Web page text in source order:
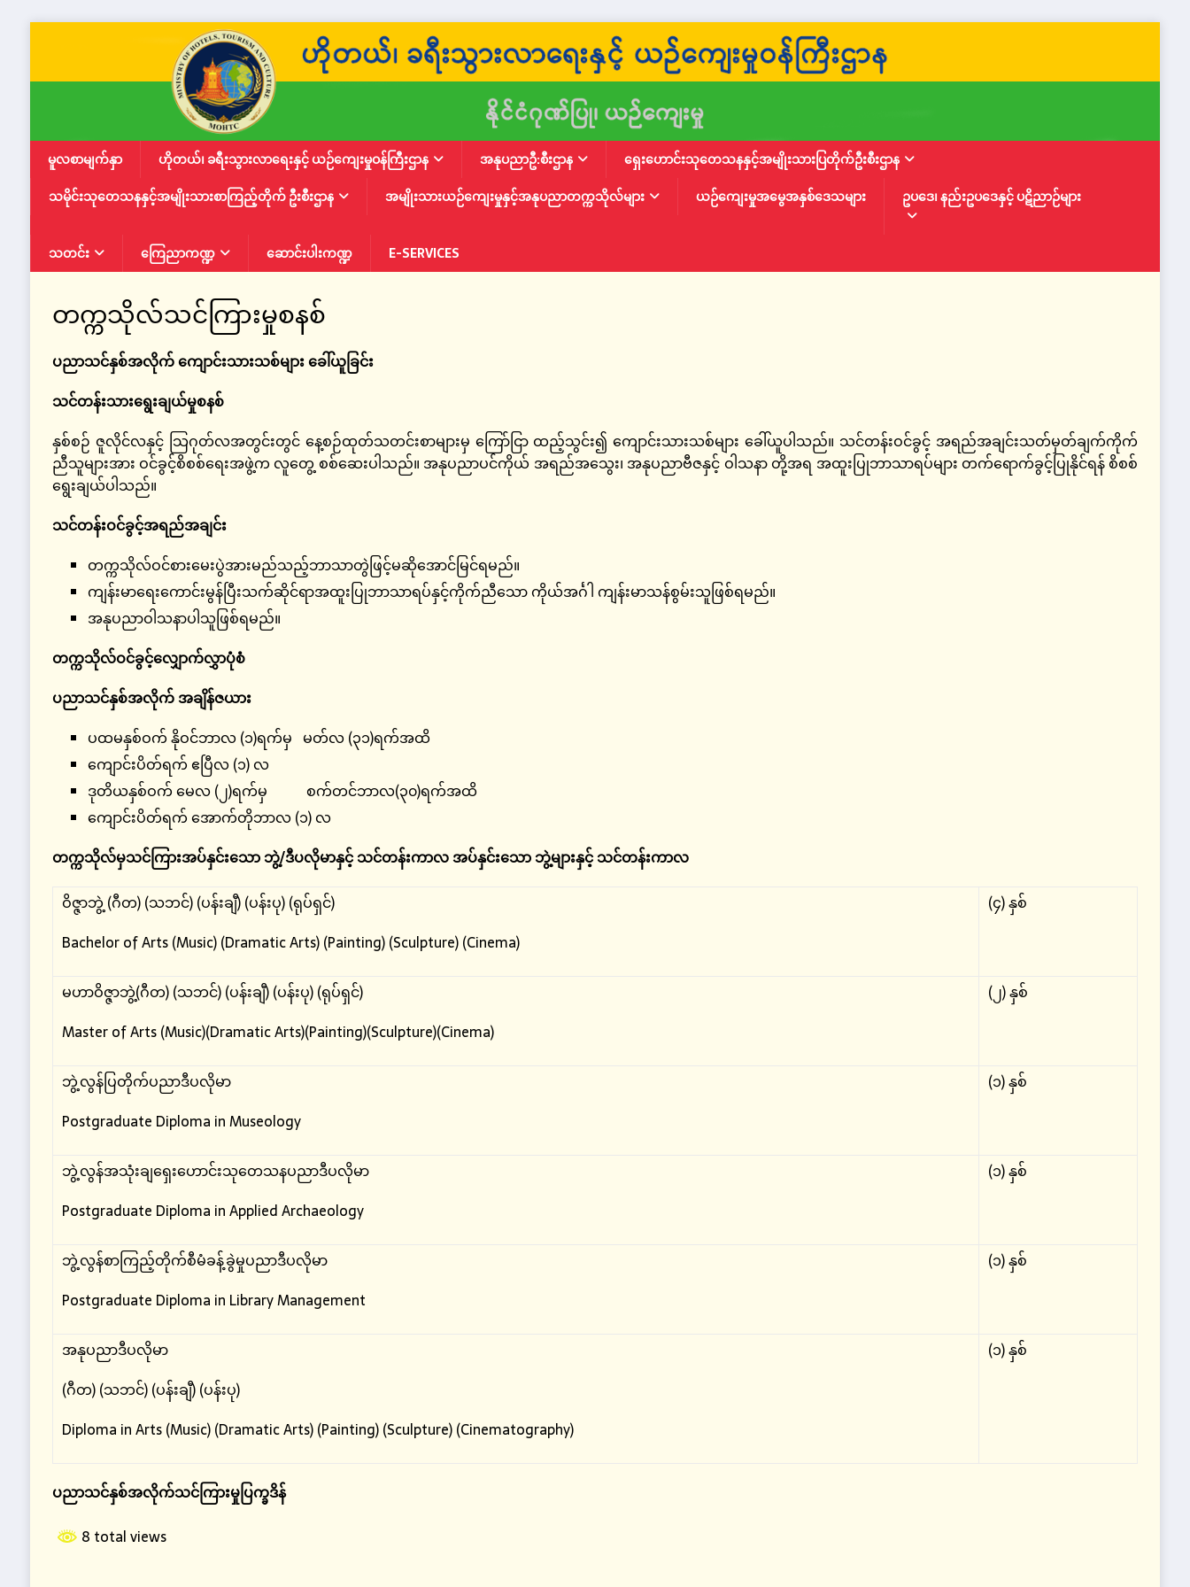
မူလစာမျက်နှာ ဟိုတယ်၊ ခရီးသွားလာရေးနှင့် ယဉ်ကျေးမှုဝန်ကြီးဌာန အနုပညာဦ:စီးဌာန
ရှေးဟောင်းသုတေသနနှင့်အမျိုးသားပြတိုက်ဦးစီးဌာန
သမိုင်းသုတေသနနှင့်အမျိုးသားစာကြည့်တိုက် ဦးစီးဌာန
အမျိုးသားယဉ်ကျေးမှုနှင့်အနုပညာတက္ကသိုလ်များ ယဉ်ကျေးမှုအမွေအနှစ်ဒေသများ ဥပဒေ၊ နည်းဥပဒေနှင့် ပဋိညာဉ်များ
သတင်း ကြေညာကဏ္ဍ ဆောင်းပါးကဏ္ဍ E-SERVICES
တက္ကသိုလ်သင်ကြားမှုစနစ်
ပညာသင်နှစ်အလိုက် ကျောင်းသားသစ်များ ခေါ်ယူခြင်း
သင်တန်းသားရွေးချယ်မှုစနစ်
နှစ်စဉ် ဇူလိုင်လနှင့် သြဂုတ်လအတွင်းတွင် နေ့စဉ်ထုတ်သတင်းစာများမှ ကြော်ငြာ ထည့်သွင်း၍ ကျောင်းသားသစ်များ ခေါ်ယူပါသည်။ သင်တန်းဝင်ခွင့် အရည်အချင်းသတ်မှတ်ချက်ကိုက်
ညီသူများအား ဝင်ခွင့်စိစစ်ရေးအဖွဲ့က လူတွေ့ စစ်ဆေးပါသည်။ အနုပညာပင်ကိုယ် အရည်အသွေး၊ အနုပညာဗီဇနှင့် ဝါသနာ တို့အရ အထူးပြုဘာသာရပ်များ တက်ရောက်ခွင့်ပြုနိုင်ရန် စိစစ်
ရွေးချယ်ပါသည်။
သင်တန်းဝင်ခွင့်အရည်အချင်း
တက္ကသိုလ်ဝင်စားမေးပွဲအားမည်သည့်ဘာသာတွဲဖြင့်မဆိုအောင်မြင်ရမည်။
ကျန်းမာရေးကောင်းမွန်ပြီးသက်ဆိုင်ရာအထူးပြုဘာသာရပ်နှင့်ကိုက်ညီသော ကိုယ်အင်္ဂါ ကျန်းမာသန်စွမ်းသူဖြစ်ရမည်။
အနုပညာဝါသနာပါသူဖြစ်ရမည်။
တက္ကသိုလ်ဝင်ခွင့်လျှောက်လွှာပုံစံ
ပညာသင်နှစ်အလိုက်အချိန်ဇယား
ပထမနှစ်ဝက် နိုဝင်ဘာလ (၁)ရက်မှ မတ်လ (၃၁)ရက်အထိ
ကျောင်းပိတ်ရက် ဧပြီလ (၁) လ
ဒုတိယနှစ်ဝက် မေလ (၂)ရက်မှ စက်တင်ဘာလ(၃၀)ရက်အထိ
ကျောင်းပိတ်ရက် အောက်တိုဘာလ (၁) လ
တက္ကသိုလ်မှသင်ကြားအပ်နှင်းသောဘွဲ့/ဒီပလိုမာနှင့်သင်တန်းကာလအပ်နှင်းသော ဘွဲ့များနှင့် သင်တန်းကာလ
ဝိဇ္ဇာဘွဲ့ (ဂီတ) (သဘင်) (ပန်းချီ) (ပန်းပု) (ရုပ်ရှင်)
Bachelor of Arts (Music) (Dramatic Arts) (Painting) (Sculpture) (Cinema)
(၄) နှစ်
မဟာဝိဇ္ဇာဘွဲ့(ဂီတ) (သဘင်) (ပန်းချီ) (ပန်းပု) (ရုပ်ရှင်)
Master of Arts (Music)(Dramatic Arts)(Painting)(Sculpture)(Cinema)
(၂) နှစ်
ဘွဲ့လွန်ပြတိုက်ပညာဒီပလိုမာ
Postgraduate Diploma in Museology
(၁) နှစ်
ဘွဲ့လွန်အသုံးချရှေးဟောင်းသုတေသနပညာဒီပလိုမာ
Postgraduate Diploma in Applied Archaeology
(၁) နှစ်
ဘွဲ့လွန်စာကြည့်တိုက်စီမံခန့်ခွဲမှုပညာဒီပလိုမာ
Postgraduate Diploma in Library Management
(၁) နှစ်
အနုပညာဒီပလိုမာ
(ဂီတ) (သဘင်) (ပန်းချီ) (ပန်းပု)
Diploma in Arts (Music) (Dramatic Arts) (Painting) (Sculpture) (Cinematography)
(၁) နှစ်
ပညာသင်နှစ်အလိုက်သင်ကြားမှုပြက္ခဒိန်
8 total views